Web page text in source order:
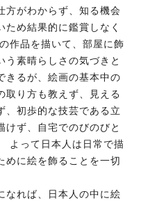
方がわからず、知る機会
ため結果的に鑑賞しなく
作品を描いて、部屋に飾
う素晴らしさの気づきと
きるが、絵画の基本中の
取り方も教えず、見える
、初歩的な技芸である立
けず、自宅でのびのびと
よって日本人は日常で描
めに絵を飾ることを一切
なれば、日本人の中に絵